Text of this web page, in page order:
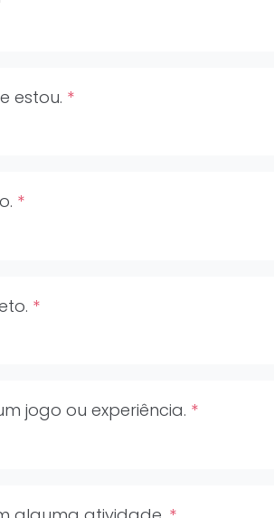
estou. *
*
*
jogo ou experiência. *